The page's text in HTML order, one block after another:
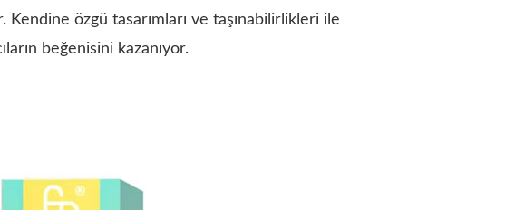
Kendine özgü tasarımları ve taşınabilirlikleri ile
beğenisini kazanıyor.